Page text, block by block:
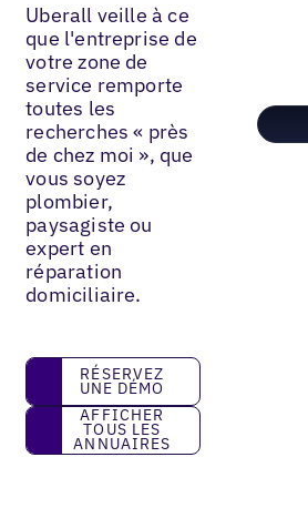
Uberall veille à ce
que l'entreprise de
votre zone de
service remporte
toutes les
recherches « près
de chez moi », que
vous soyez
plombier,
paysagiste ou
expert en
réparation
domiciliaire.
réservez une démo
RÉSERVEZ
UNE DÉMO
Afficher tous les annuaires
AFFICHER
TOUS LES
ANNUAIRES